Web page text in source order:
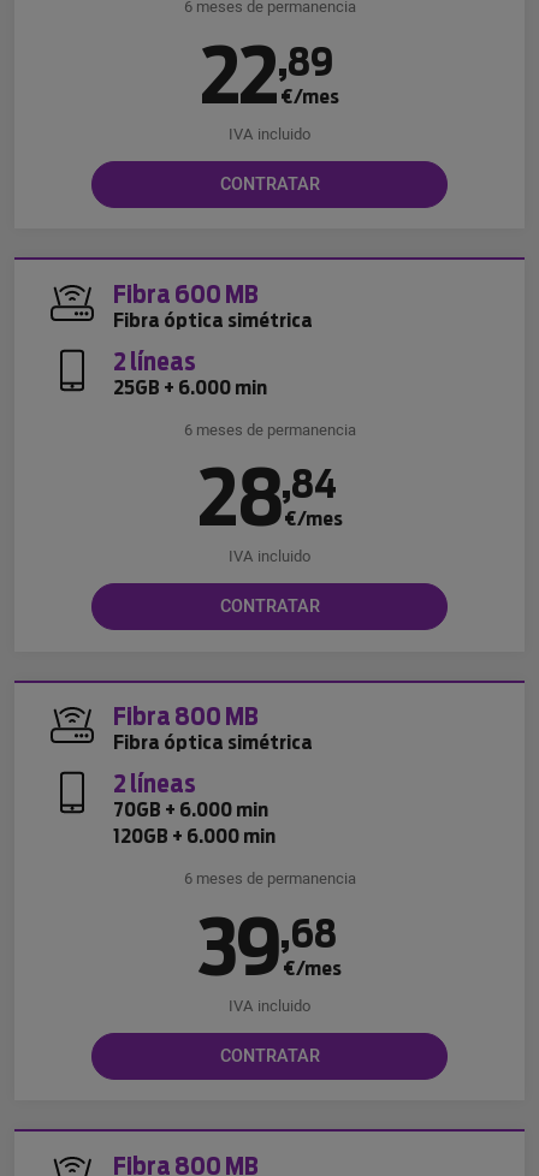
6 meses de permanencia
22,89
€/mes
IVA incluido
CONTRATAR
Fibra 600 MB
Fibra óptica simétrica
2 líneas
25GB + 6.000 min
6 meses de permanencia
28,84
€/mes
IVA incluido
CONTRATAR
Fibra 800 MB
Fibra óptica simétrica
2 líneas
70GB + 6.000 min
120GB + 6.000 min
6 meses de permanencia
39,68
€/mes
IVA incluido
CONTRATAR
Fibra 800 MB